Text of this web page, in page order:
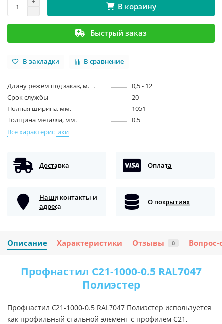
В корзину
Быстрый заказ
В закладки В сравнение
Длину режем под заказ, м.
0,5 - 12
Срок службы
20
Полная ширина, мм.
1051
Толщина металла, мм.
0.5
Все характеристики
Доставка Оплата
Наши контакты и
адреса
О покрытиях
Описание Характеристики Отзывы 0 Вопрос-
Профнастил C21-1000-0.5 RAL7047
Полиэстер
Профнастил C21-1000-0.5 RAL7047 Полиэстер используется
как профильный стальной элемент с профилем C21,